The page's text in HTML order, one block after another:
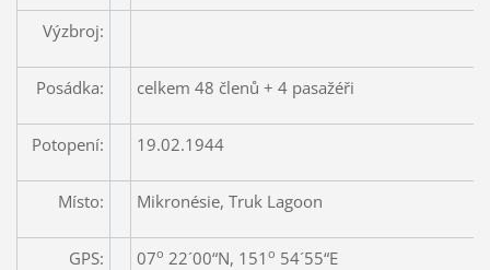
Výzbroj:
Posádka: celkem 48 členů + 4 pasažéři
Potopení: 19.02.1944
Místo: Mikronésie, Truk Lagoon
GPS: 07o 22´00“N, 151 o 54´55“E